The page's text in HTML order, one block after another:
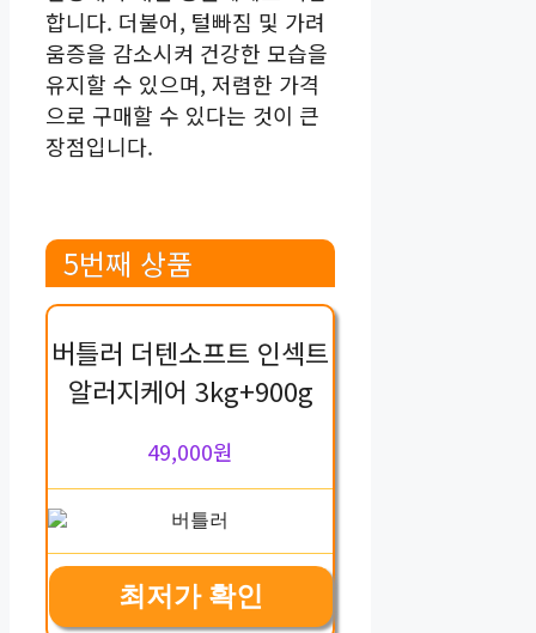
합니다. 더불어, 털빠짐 및 가려
움증을 감소시켜 건강한 모습을
유지할 수 있으며, 저렴한 가격
으로 구매할 수 있다는 것이 큰
장점입니다.
5번째 상품
버틀러 더텐소프트 인섹트
알러지케어 3kg+900g
49,000원
최저가 확인